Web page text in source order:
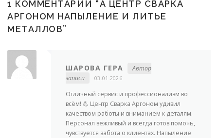
1 КОММЕНТАРИЙ “А ЦЕНТР СВАРКА
АРГОНОМ НАПЫЛЕНИЕ И ЛИТЬЕ
МЕТАЛЛОВ”
ШАРОВА ГЕРА
Автор
записи
03.01.2026
Отличный сервис и профессионализм во
всём! 💪 Центр Сварка Аргоном удивил
качеством работы и вниманием к деталям.
Персонал вежливый и всегда готов помочь,
чувствуется забота о клиентах. Напыление